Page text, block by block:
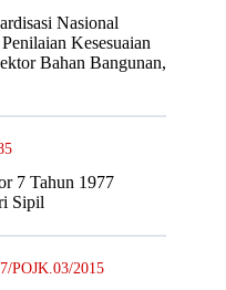
Nasional
Kesesuaian
Bahan Bangunan,
7 Tahun 1977
Sipil
POJK.03/2015